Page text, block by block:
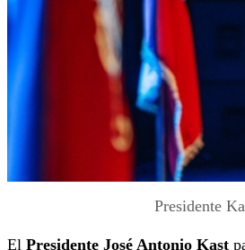
Presidente
El Presidente José Antonio Kast